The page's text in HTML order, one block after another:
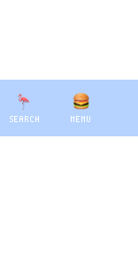
SEARCH MENU